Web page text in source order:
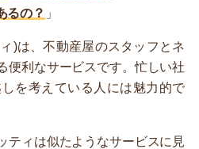
るの？ 」
)は、不動産屋のスタッフとネ
便利なサービスです。忙しい社
を考えている人には魅力的で
ティは似たようなサービスに見